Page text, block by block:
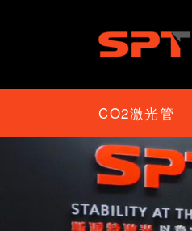
CO2激光管